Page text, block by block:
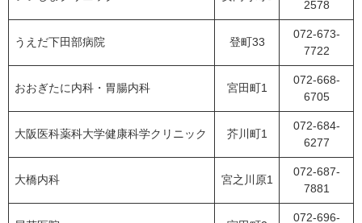
2578
うえだ下田部病院 登町33
072-673-
7722
おおぎたに内科・胃腸内科 宮田町1
072-668-
6705
大阪医科薬科大学健康科学クリニック 芥川町1
072-684-
6277
大橋内科 宮之川原1
072-687-
7881
072-696-